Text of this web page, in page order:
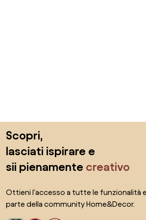
Scopri,
lasciati ispirare e
sii pienamente creativo
Ottieni l'accesso a tutte le funzionalità
parte della community Home&Decor.